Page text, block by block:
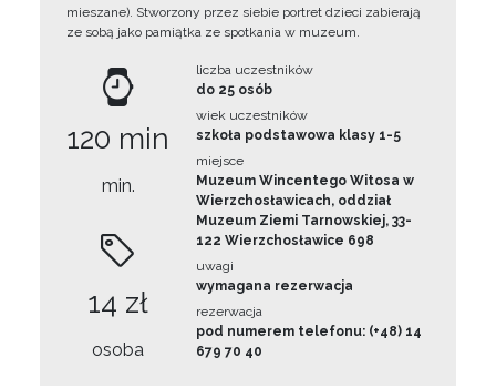
mieszane). Stworzony przez siebie portret dzieci zabierają
ze sobą jako pamiątka ze spotkania w muzeum.
120 min
min.
14 zł
osoba
liczba uczestników
do 25 osób
wiek uczestników
szkoła podstawowa klasy 1-5
miejsce
Muzeum Wincentego Witosa w
Wierzchosławicach, oddział
Muzeum Ziemi Tarnowskiej, 33-
122 Wierzchosławice 698
uwagi
wymagana rezerwacja
rezerwacja
pod numerem telefonu: (+48) 14
679 70 40